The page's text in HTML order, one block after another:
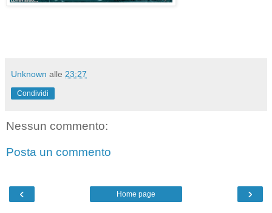
Unknown alle 23:27
Condividi
Nessun commento:
Posta un commento
‹ ›
Home page